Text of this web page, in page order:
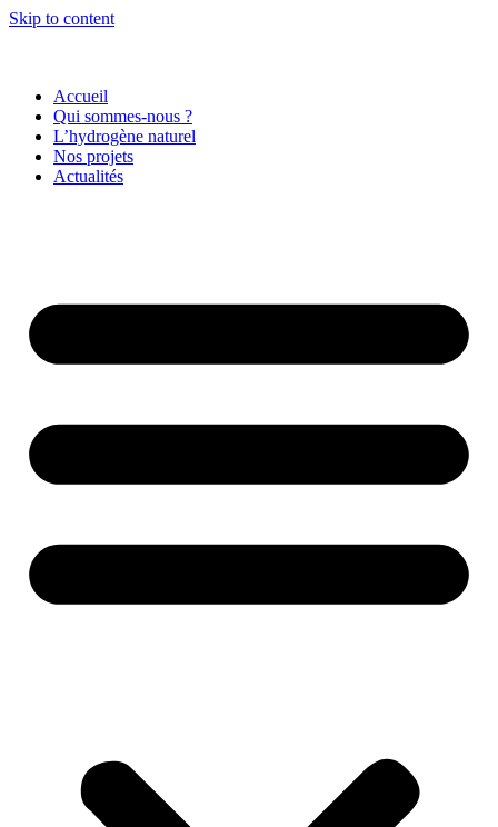
Skip to content
Accueil
Qui sommes-nous ?
L’hydrogène naturel
Nos projets
Actualités